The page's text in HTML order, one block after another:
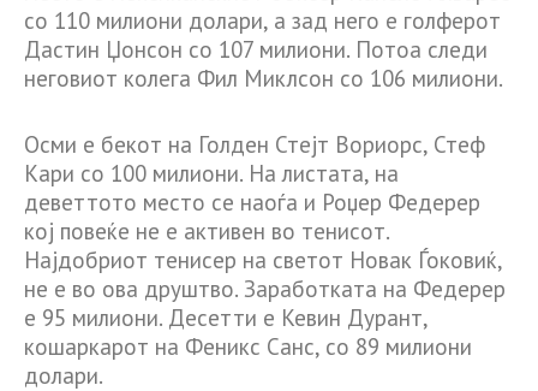
со 110 милиони долари, а зад него е голферот
Дастин Џонсон со 107 милиони. Потоа следи
неговиот колега Фил Миклсон со 106 милиони.
Осми е бекот на Голден Стејт Вориорс, Стеф
Кари со 100 милиони. На листата, на
деветтото место се наоѓа и Роџер Федерер
кој повеќе не е активен во тенисот.
Најдобриот тенисер на светот Новак Ѓоковиќ,
не е во ова друштво. Заработката на Федерер
е 95 милиони. Десетти е Кевин Дурант,
кошаркарот на Феникс Санс, со 89 милиони
долари.